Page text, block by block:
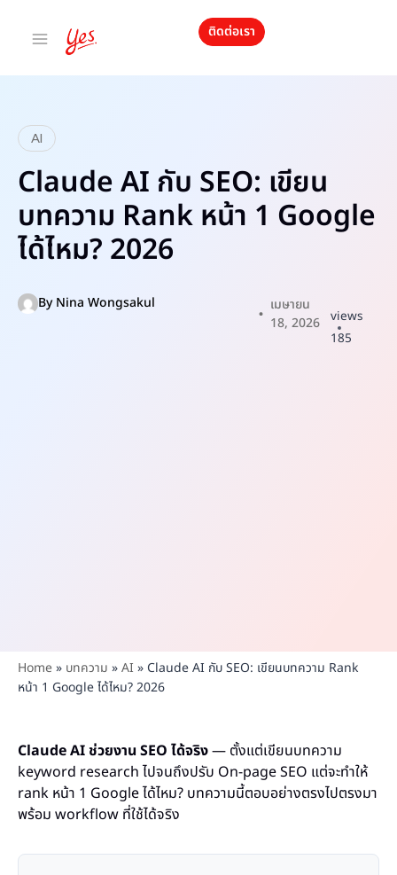
ติดต่อเรา
AI
Claude AI กับ SEO: เขียน
บทความ Rank หน้า 1 Google
ได้ไหม? 2026
ByNina Wongsakul
เมษายน
18, 2026 views
185
Home» บทความ »AI » Claude AI กับ SEO: เขียนบทความ Rank
หน้า 1 Google ได้ไหม? 2026
Claude AI ช่วยงาน SEO ได้จริง— ตั้งแต่เขียนบทความ
keyword research ไปจนถึงปรับ On-page SEO แต่จะทำให้
rank หน้า 1 Google ได้ไหม? บทความนี้ตอบอย่างตรงไปตรงมา
พร้อม workflow ที่ใช้ได้จริง